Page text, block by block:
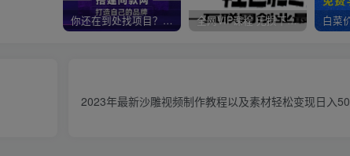
你还在到处找项目？还在当韭菜？我靠卖项目一个月收入5万+，曾经我也是个失败者。 全网VIP课程 无损下载~
2023年最新沙雕视频制作教程以及素材轻松变现日入